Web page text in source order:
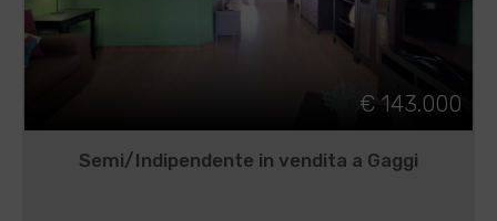
€ 143.000
Semi/Indipendente in vendita a Gaggi